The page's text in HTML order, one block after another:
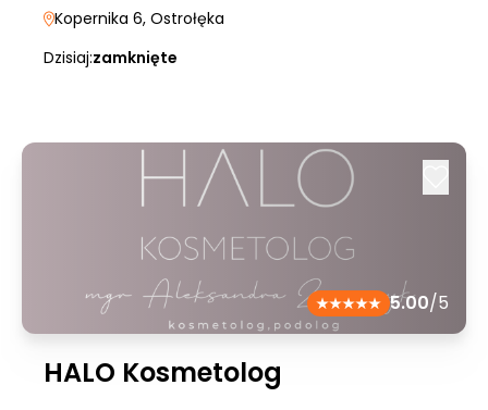
Kopernika 6, Ostrołęka
Dzisiaj:zamknięte
5.00/5
HALO Kosmetolog